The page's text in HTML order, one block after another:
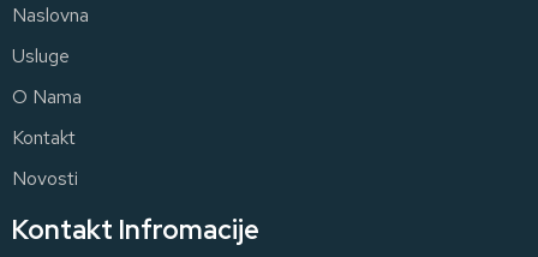
Naslovna
Usluge
O Nama
Kontakt
Novosti
Kontakt Infromacije